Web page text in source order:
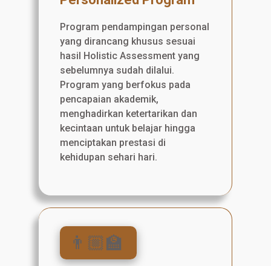
Program pendampingan personal
yang dirancang khusus sesuai
hasil Holistic Assessment yang
sebelumnya sudah dilalui.
Program yang berfokus pada
pencapaian akademik,
menghadirkan ketertarikan dan
kecintaan untuk belajar hingga
menciptakan prestasi di
kehidupan sehari hari.
👨🏼‍🏫